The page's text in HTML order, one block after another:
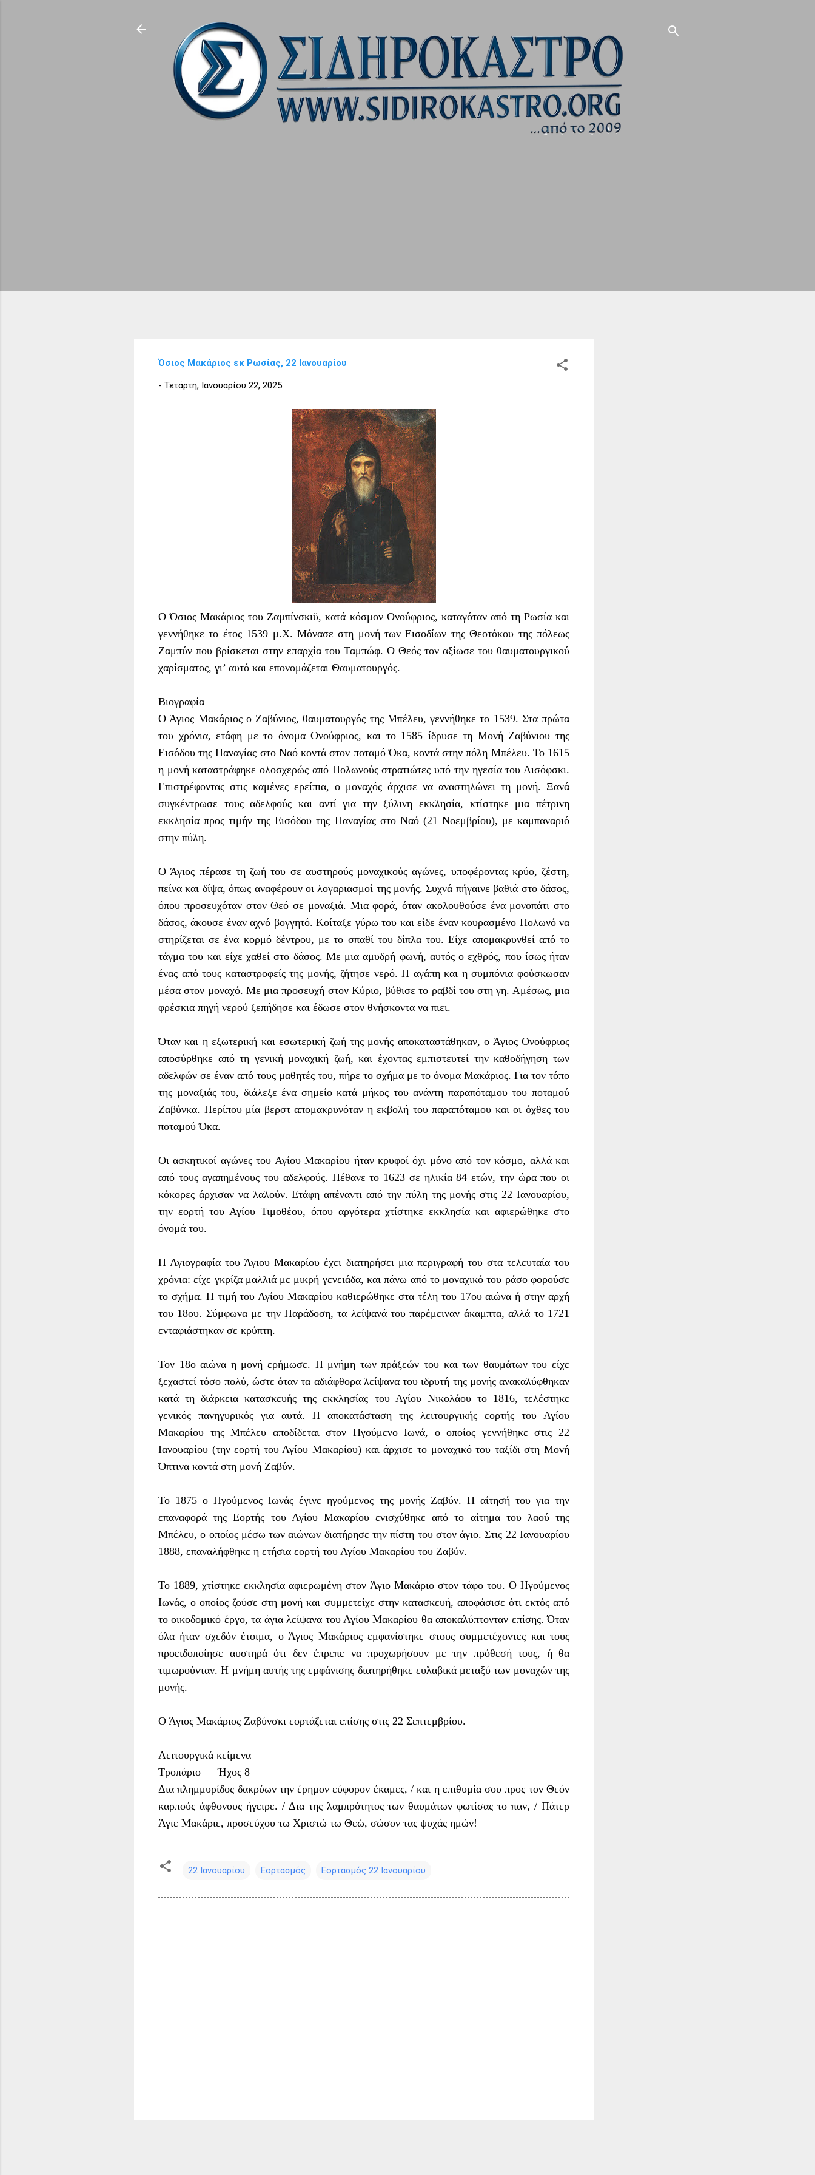
Όσιος Μακάριος εκ Ρωσίας, 22 Ιανουαρίου
- Τετάρτη, Ιανουαρίου 22, 2025
Ο Όσιος Μακάριος του Ζαμπίνσκιϋ, κατά κόσμον Ονούφριος, καταγόταν από τη Ρωσία και
γεννήθηκε το έτος 1539 μ.Χ. Μόνασε στη μονή των Εισοδίων της Θεοτόκου της πόλεως
Ζαμπύν που βρίσκεται στην επαρχία του Ταμπώφ. Ο Θεός τον αξίωσε του θαυματουργικού
χαρίσματος, γι’ αυτό και επονομάζεται Θαυματουργός.
Βιογραφία
Ο Άγιος Μακάριος ο Ζαβύνιος, θαυματουργός της Μπέλευ, γεννήθηκε το 1539. Στα πρώτα
του χρόνια, ετάφη με το όνομα Ονούφριος, και το 1585 ίδρυσε τη Μονή Ζαβύνιου της
Εισόδου της Παναγίας στο Ναό κοντά στον ποταμό Όκα, κοντά στην πόλη Μπέλευ. Το 1615
η μονή καταστράφηκε ολοσχερώς από Πολωνούς στρατιώτες υπό την ηγεσία του Λισόφσκι.
Επιστρέφοντας στις καμένες ερείπια, ο μοναχός άρχισε να αναστηλώνει τη μονή. Ξανά
συγκέντρωσε τους αδελφούς και αντί για την ξύλινη εκκλησία, κτίστηκε μια πέτρινη
εκκλησία προς τιμήν της Εισόδου της Παναγίας στο Ναό (21 Νοεμβρίου), με καμπαναριό
στην πύλη.
Ο Άγιος πέρασε τη ζωή του σε αυστηρούς μοναχικούς αγώνες, υποφέροντας κρύο, ζέστη,
πείνα και δίψα, όπως αναφέρουν οι λογαριασμοί της μονής. Συχνά πήγαινε βαθιά στο δάσος,
όπου προσευχόταν στον Θεό σε μοναξιά. Μια φορά, όταν ακολουθούσε ένα μονοπάτι στο
δάσος, άκουσε έναν αχνό βογγητό. Κοίταξε γύρω του και είδε έναν κουρασμένο Πολωνό να
στηρίζεται σε ένα κορμό δέντρου, με το σπαθί του δίπλα του. Είχε απομακρυνθεί από το
τάγμα του και είχε χαθεί στο δάσος. Με μια αμυδρή φωνή, αυτός ο εχθρός, που ίσως ήταν
ένας από τους καταστροφείς της μονής, ζήτησε νερό. Η αγάπη και η συμπόνια φούσκωσαν
μέσα στον μοναχό. Με μια προσευχή στον Κύριο, βύθισε το ραβδί του στη γη. Αμέσως, μια
φρέσκια πηγή νερού ξεπήδησε και έδωσε στον θνήσκοντα να πιει.
Όταν και η εξωτερική και εσωτερική ζωή της μονής αποκαταστάθηκαν, ο Άγιος Ονούφριος
αποσύρθηκε από τη γενική μοναχική ζωή, και έχοντας εμπιστευτεί την καθοδήγηση των
αδελφών σε έναν από τους μαθητές του, πήρε το σχήμα με το όνομα Μακάριος. Για τον τόπο
της μοναξιάς του, διάλεξε ένα σημείο κατά μήκος του ανάντη παραπόταμου του ποταμού
Ζαβύνκα. Περίπου μία βερστ απομακρυνόταν η εκβολή του παραπόταμου και οι όχθες του
ποταμού Όκα.
Οι ασκητικοί αγώνες του Αγίου Μακαρίου ήταν κρυφοί όχι μόνο από τον κόσμο, αλλά και
από τους αγαπημένους του αδελφούς. Πέθανε το 1623 σε ηλικία 84 ετών, την ώρα που οι
κόκορες άρχισαν να λαλούν. Ετάφη απέναντι από την πύλη της μονής στις 22 Ιανουαρίου,
την εορτή του Αγίου Τιμοθέου, όπου αργότερα χτίστηκε εκκλησία και αφιερώθηκε στο
όνομά του.
Η Αγιογραφία του Άγιου Μακαρίου έχει διατηρήσει μια περιγραφή του στα τελευταία του
χρόνια: είχε γκρίζα μαλλιά με μικρή γενειάδα, και πάνω από το μοναχικό του ράσο φορούσε
το σχήμα. Η τιμή του Αγίου Μακαρίου καθιερώθηκε στα τέλη του 17ου αιώνα ή στην αρχή
του 18ου. Σύμφωνα με την Παράδοση, τα λείψανά του παρέμειναν άκαμπτα, αλλά το 1721
ενταφιάστηκαν σε κρύπτη.
Τον 18ο αιώνα η μονή ερήμωσε. Η μνήμη των πράξεών του και των θαυμάτων του είχε
ξεχαστεί τόσο πολύ, ώστε όταν τα αδιάφθορα λείψανα του ιδρυτή της μονής ανακαλύφθηκαν
κατά τη διάρκεια κατασκευής της εκκλησίας του Αγίου Νικολάου το 1816, τελέστηκε
γενικός πανηγυρικός για αυτά. Η αποκατάσταση της λειτουργικής εορτής του Αγίου
Μακαρίου της Μπέλευ αποδίδεται στον Ηγούμενο Ιωνά, ο οποίος γεννήθηκε στις 22
Ιανουαρίου (την εορτή του Αγίου Μακαρίου) και άρχισε το μοναχικό του ταξίδι στη Μονή
Όπτινα κοντά στη μονή Ζαβύν.
Το 1875 ο Ηγούμενος Ιωνάς έγινε ηγούμενος της μονής Ζαβύν. Η αίτησή του για την
επαναφορά της Εορτής του Αγίου Μακαρίου ενισχύθηκε από το αίτημα του λαού της
Μπέλευ, ο οποίος μέσω των αιώνων διατήρησε την πίστη του στον άγιο. Στις 22 Ιανουαρίου
1888, επαναλήφθηκε η ετήσια εορτή του Αγίου Μακαρίου του Ζαβύν.
Το 1889, χτίστηκε εκκλησία αφιερωμένη στον Άγιο Μακάριο στον τάφο του. Ο Ηγούμενος
Ιωνάς, ο οποίος ζούσε στη μονή και συμμετείχε στην κατασκευή, αποφάσισε ότι εκτός από
το οικοδομικό έργο, τα άγια λείψανα του Αγίου Μακαρίου θα αποκαλύπτονταν επίσης. Όταν
όλα ήταν σχεδόν έτοιμα, ο Άγιος Μακάριος εμφανίστηκε στους συμμετέχοντες και τους
προειδοποίησε αυστηρά ότι δεν έπρεπε να προχωρήσουν με την πρόθεσή τους, ή θα
τιμωρούνταν. Η μνήμη αυτής της εμφάνισης διατηρήθηκε ευλαβικά μεταξύ των μοναχών της
μονής.
Ο Άγιος Μακάριος Ζαβύνσκι εορτάζεται επίσης στις 22 Σεπτεμβρίου.
Λειτουργικά κείμενα
Τροπάριο — Ήχος 8
Δια πλημμυρίδος δακρύων την έρημον εύφορον έκαμες, / και η επιθυμία σου προς τον Θεόν
καρπούς άφθονους ήγειρε. / Δια της λαμπρότητος των θαυμάτων φωτίσας το παν, / Πάτερ
Άγιε Μακάριε, προσεύχου τω Χριστώ τω Θεώ, σώσον τας ψυχάς ημών!
22 Ιανουαρίου Εορτασμός Εορτασμός 22 Ιανουαρίου